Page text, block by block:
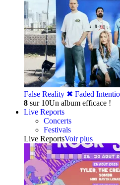
False Reality ✖︎ Faded
8 sur 10Un album efficace !
Live Reports
Concerts
Festivals
Live ReportsVoir plus